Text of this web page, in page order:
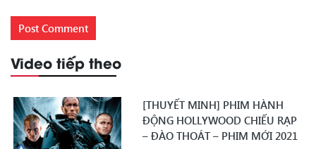
Video tiếp theo
[THUYẾT MINH] PHIM HÀNH
ĐỘNG HOLLYWOOD CHIẾU RẠP
– ĐÀO THOÁT – PHIM MỚI 2021